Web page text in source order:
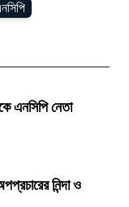
এনসিপি নেতা
নিন্দা ও